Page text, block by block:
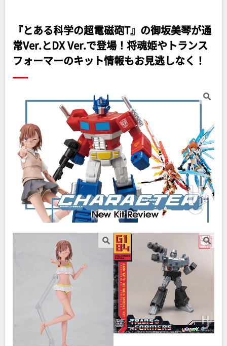
『とある科学の超電磁砲T』の御坂美琴が通
常Ver.とDX Ver.で登場！将魂姫やトランス
フォーマーのキット情報もお見逃しなく！